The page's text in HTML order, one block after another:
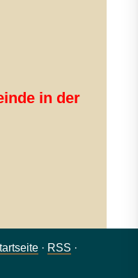
in der
· RSS ·